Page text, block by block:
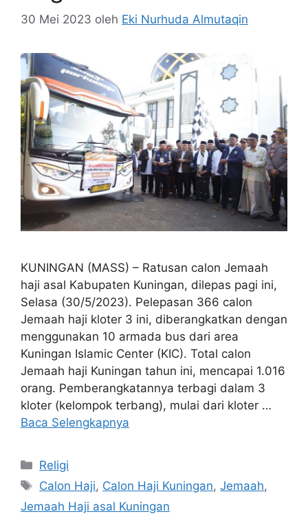
30 Mei 2023 oleh Eki Nurhuda Almutaqin
KUNINGAN (MASS) – Ratusan calon Jemaah
haji asal Kabupaten Kuningan, dilepas pagi ini,
Selasa (30/5/2023). Pelepasan 366 calon
Jemaah haji kloter 3 ini, diberangkatkan dengan
menggunakan 10 armada bus dari area
Kuningan Islamic Center (KIC). Total calon
Jemaah haji Kuningan tahun ini, mencapai 1.016
orang. Pemberangkatannya terbagi dalam 3
kloter (kelompok terbang), mulai dari kloter …
Baca Selengkapnya
Kategori
Religi
Tag
Calon Haji, Calon Haji Kuningan,Jemaah,
Jemaah Haji asal Kuningan